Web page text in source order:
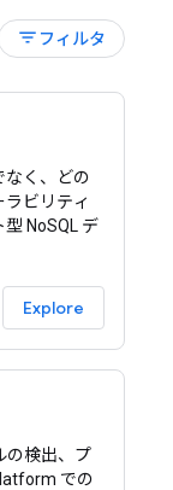
filter_list フィルタ
なく、どの
ビリティ
NoSQL デ
Explore
の検出、プ
での